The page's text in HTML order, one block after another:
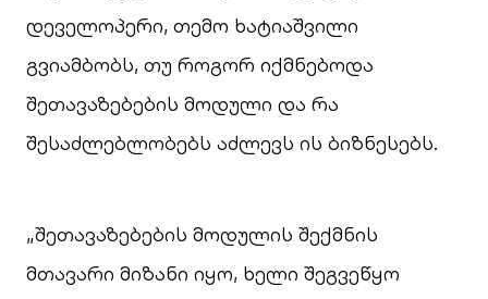
დეველოპერი, თემო ხატიაშვილი
გვიამბობს, თუ როგორ იქმნებოდა
შეთავაზებების მოდული და რა
შესაძლებლობებს აძლევს ის ბიზნესებს.
„შეთავაზებების მოდულის შექმნის
მთავარი მიზანი იყო, ხელი შეგვეწყო